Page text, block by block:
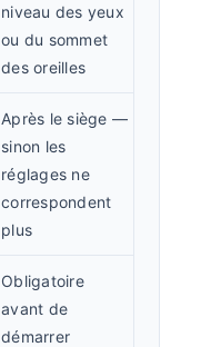
niveau des yeux
ou du sommet
des oreilles
Après le siège —
sinon les
réglages ne
correspondent
plus
Obligatoire
avant de
démarrer